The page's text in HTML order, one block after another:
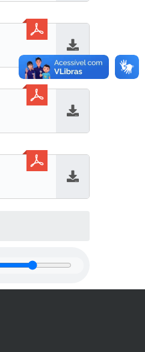
Baixar